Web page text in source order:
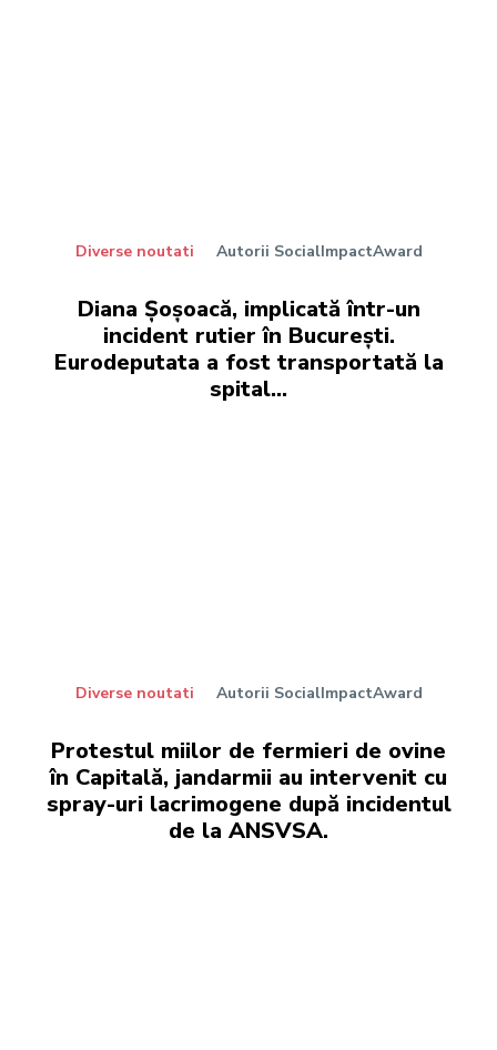
Diverse noutati Autorii SocialImpactAward
Diana Șoșoacă, implicată într-un
incident rutier în București.
Eurodeputata a fost transportată la
spital…
Diverse noutati Autorii SocialImpactAward
Protestul miilor de fermieri de ovine
în Capitală, jandarmii au intervenit cu
spray-uri lacrimogene după incidentul
de la ANSVSA.